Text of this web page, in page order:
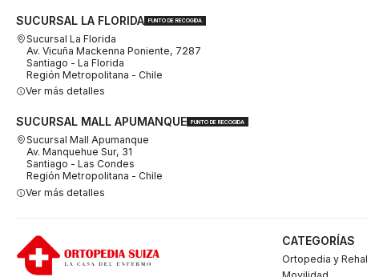
SUCURSAL LA FLORIDA PUNTO DE RECOGIDA
Sucursal La Florida
Av. Vicuña Mackenna Poniente, 7287
Santiago - La Florida
Región Metropolitana - Chile
Ver más detalles
SUCURSAL MALL APUMANQUE PUNTO DE RECOGIDA
Sucursal Mall Apumanque
Av. Manquehue Sur, 31
Santiago - Las Condes
Región Metropolitana - Chile
Ver más detalles
CATEGORÍAS
Ortopedia y